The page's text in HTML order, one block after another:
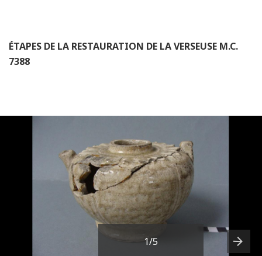
ÉTAPES DE LA RESTAURATION DE LA VERSEUSE M.C.
7388
1/5
Next